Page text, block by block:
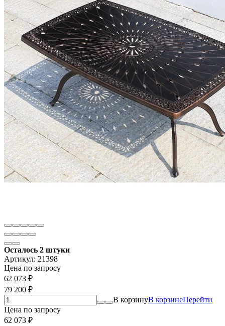
Осталось 2 штуки
Артикул: 21398
Цена по запросу
62 073 ₽
79 200 ₽
В корзинуВ корзинеПерейти
Цена по запросу
62 073 ₽